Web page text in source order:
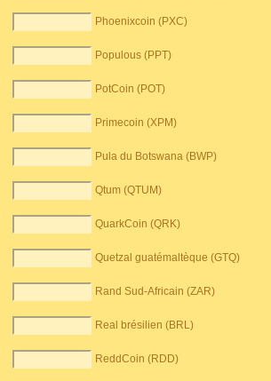
Phoenixcoin (PXC)
Populous (PPT)
PotCoin (POT)
Primecoin (XPM)
Pula du Botswana (BWP)
Qtum (QTUM)
QuarkCoin (QRK)
Quetzal guatémaltèque (GTQ)
Rand Sud-Africain (ZAR)
Real brésilien (BRL)
ReddCoin (RDD)